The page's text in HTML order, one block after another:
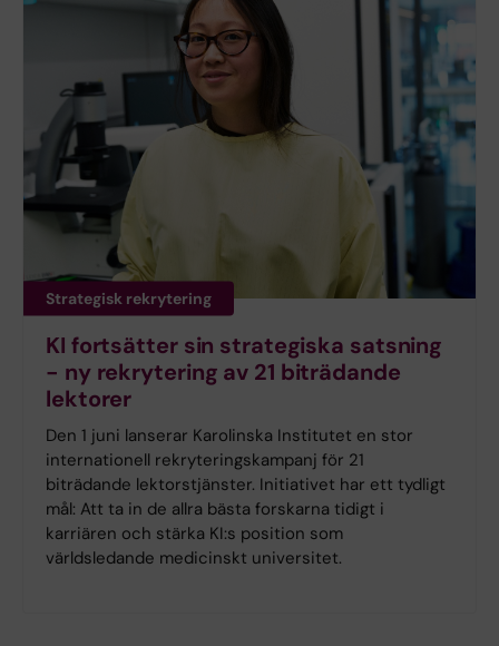
Strategisk rekrytering
KI fortsätter sin strategiska satsning
- ny rekrytering av 21 biträdande
lektorer
Den 1 juni lanserar Karolinska Institutet en stor
internationell rekryteringskampanj för 21
biträdande lektorstjänster. Initiativet har ett tydligt
mål: Att ta in de allra bästa forskarna tidigt i
karriären och stärka KI:s position som
världsledande medicinskt universitet.